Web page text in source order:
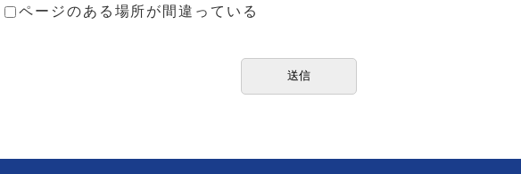
ページのある場所が間違っている